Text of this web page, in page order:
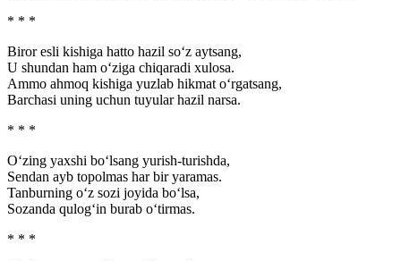
* * *
Biror esli kishiga hatto hazil so‘z aytsang,
U shundan ham o‘ziga chiqaradi xulosa.
Ammo ahmoq kishiga yuzlab hikmat o‘rgatsang,
Barchasi uning uchun tuyular hazil narsa.
* * *
O‘zing yaxshi bo‘lsang yurish-turishda,
Sendan ayb topolmas har bir yaramas.
Tanburning o‘z sozi joyida bo‘lsa,
Sozanda qulog‘in burab o‘tirmas.
* * *